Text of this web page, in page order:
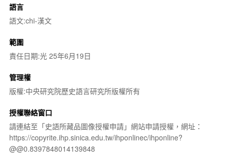
語言
語文:chi-漢文
範圍
責任日期:光 25年6月19日
管理權
版權:中央研究院歷史語言研究所版權所有
授權聯絡窗口
請連結至「史語所藏品圖像授權申請」網站申請授權，網址：
https://copyrite.ihp.sinica.edu.tw/ihponlinec/ihponline?
@@0.8397848014139848